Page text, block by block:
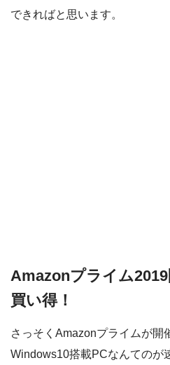
できればと思います。
Amazonプライム
買い得！
さっそくAmazonプライムが開
Windows10搭載PCなんてのが